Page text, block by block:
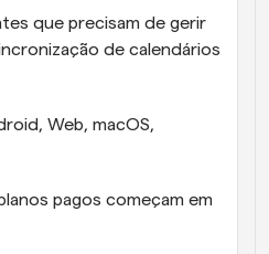
que precisam de gerir
de calendários
Web, macOS,
pagos começam em